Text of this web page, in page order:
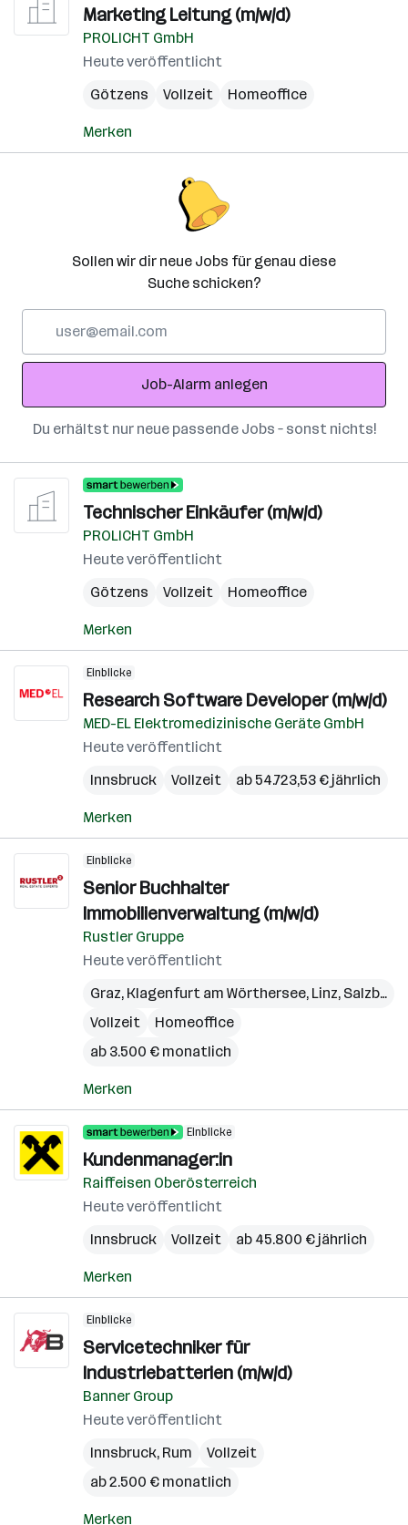
Marketing Leitung (m/w/d)
PROLICHT GmbH
Heute veröffentlicht
Götzens
Vollzeit Homeoffice
Merken
Sollen wir dir neue Jobs für genau diese
Suche schicken?
Adresse
Job-Alarm anlegen
Du erhältst nur neue passende Jobs – sonst nichts!
Technischer Einkäufer (m/w/d)
PROLICHT GmbH
Heute veröffentlicht
Götzens
Vollzeit Homeoffice
Merken
Einblicke
Research Software Developer (m/w/d)
MED-EL Elektromedizinische Geräte GmbH
Heute veröffentlicht
Innsbruck
Vollzeit ab 54.723,53 € jährlich
Merken
Einblicke
Senior Buchhalter
Immobilienverwaltung (m/w/d)
Rustler Gruppe
Heute veröffentlicht
Graz, Klagenfurt am Wörthersee, Linz, Salzburg
Vollzeit
Homeoffice
ab 3.500 € monatlich
Merken
Einblicke
Kundenmanager:in
Raiffeisen Oberösterreich
Heute veröffentlicht
Innsbruck
Vollzeit ab 45.800 € jährlich
Merken
Einblicke
Servicetechniker für
Industriebatterien (m/w/d)
Banner Group
Heute veröffentlicht
Innsbruck, Rum
Vollzeit
ab 2.500 € monatlich
Merken